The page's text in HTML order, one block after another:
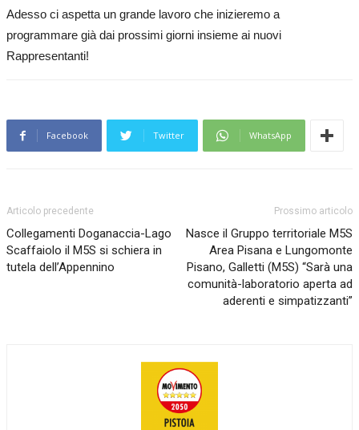
Adesso ci aspetta un grande lavoro che inizieremo a
programmare già dai prossimi giorni insieme ai nuovi
Rappresentanti!
Facebook Twitter WhatsApp
Articolo precedente
Collegamenti Doganaccia-Lago
Scaffaiolo il M5S si schiera in
tutela dell’Appennino
Prossimo articolo
Nasce il Gruppo territoriale M5S
Area Pisana e Lungomonte
Pisano, Galletti (M5S) “Sarà una
comunità-laboratorio aperta ad
aderenti e simpatizzanti”